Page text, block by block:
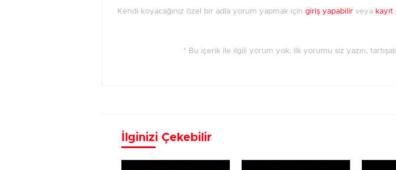
Kendi koyacağınız özel bir adla yorum yapmak için giriş yapabilir veya
* Bu içerik ile ilgili yorum yok, ilk yorumu siz yazın,
İlginizi Çekebilir